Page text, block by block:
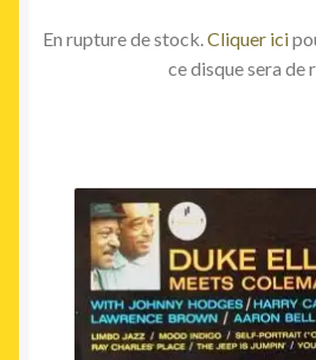
En rupture de stock.Cliquer ici
ce disque sera de